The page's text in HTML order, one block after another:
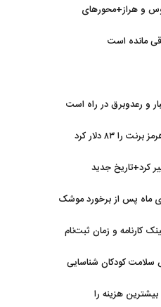
و هراز+محورهای
مانده است
و رعدوبرق در راه است
۸۳ دلار کرد
کرد+تاریخ جدید
ماه پس از برخورد موشک
کارنامه و زمان ثبت‌نام
سلامت کودکان شناسایی
هزینه را